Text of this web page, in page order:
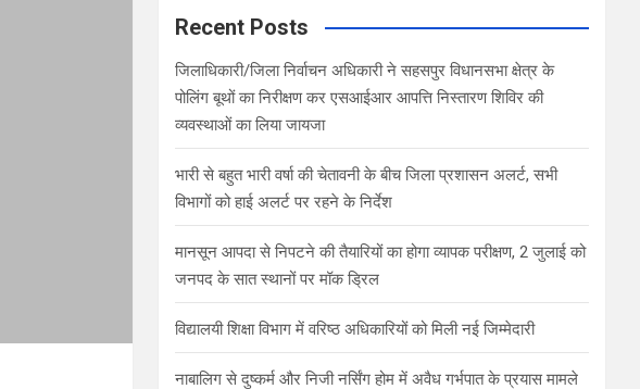
c
Recent Posts
जिलाधिकारी/जिला निर्वाचन अधिकारी ने सहसपुर विधानसभा क्षेत्र के
पोलिंग बूथों का निरीक्षण कर एसआईआर आपत्ति निस्तारण शिविर की
व्यवस्थाओं का लिया जायजा
भारी से बहुत भारी वर्षा की चेतावनी के बीच जिला प्रशासन अलर्ट, सभी
विभागों को हाई अलर्ट पर रहने के निर्देश
मानसून आपदा से निपटने की तैयारियों का होगा व्यापक परीक्षण, 2 जुलाई को
जनपद के सात स्थानों पर मॉक ड्रिल
विद्यालयी शिक्षा विभाग में वरिष्ठ अधिकारियों को मिली नई जिम्मेदारी
नाबालिग से दुष्कर्म और निजी नर्सिंग होम में अवैध गर्भपात के प्रयास मामले